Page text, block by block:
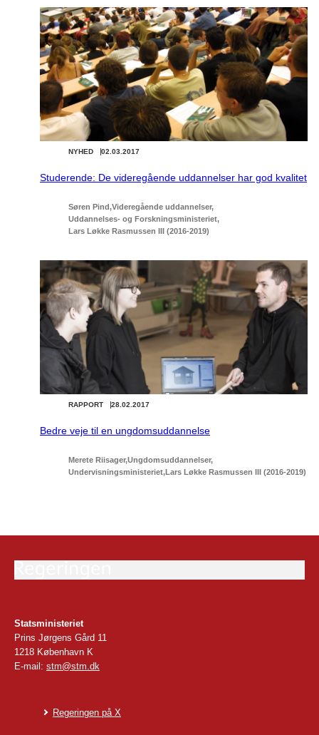
02.03.2017
NYHED
Studerende: De videregående uddannelser har god kvalitet
Søren Pind Videregående uddannelser
Uddannelses- og Forskningsministeriet
Lars Løkke Rasmussen III (2016-2019)
28.02.2017
RAPPORT
Bedre veje til en ungdomsuddannelse
Merete Riisager Ungdomsuddannelser
Undervisningsministeriet Lars Løkke Rasmussen III (2016-2019)
Statsministeriet
Prins Jørgens Gård 11
1218 København K
E-mail: stm@stm.dk
Regeringen på X